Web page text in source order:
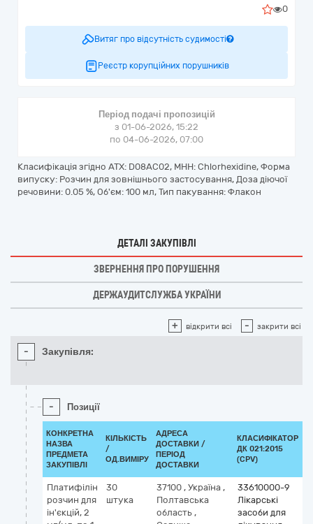
0
Витяг про відсутність судимості
Реєстр корупційних порушників
Період подачі пропозицій
з 01-06-2026, 15:22
по 04-06-2026, 07:00
Класифікація згідно АТХ: D08AC02, МНН: Chlorhexidine, Форма
випуску: Розчин для зовнішнього застосування, Доза діючої
речовини: 0.05 %, Об'єм: 100 мл, Тип пакування: Флакон
ДЕТАЛІ ЗАКУПІВЛІ
ЗВЕРНЕННЯ ПРО ПОРУШЕННЯ
ДЕРЖАУДИТСЛУЖБА УКРАЇНИ
+ відкрити всі - закрити всі
- Закупівля:
- Позиції
КОНКРЕТНА
НАЗВА
ПРЕДМЕТА
ЗАКУПІВЛІ
КІЛЬКІСТЬ
/
ОД.ВИМІРУ
АДРЕСА
ДОСТАВКИ /
ПЕРІОД
ДОСТАВКИ
КЛАСИФІКАТОР
ДК 021:2015
(CPV)
Платифілін
розчин для
ін'єкцій, 2
30
штука
37100 , Україна ,
Полтавська
область ,
33610000-9
Лікарські
засоби для